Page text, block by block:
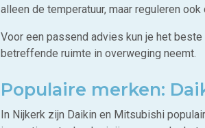
alleen de temperatuur, maar reguleren
Voor een passend advies kun je het
betreffende ruimte in overweging neemt.
Populaire merken:
In Nijkerk zijn Daikin en Mitsubishi